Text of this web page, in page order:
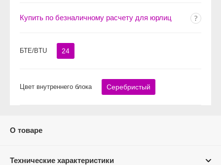
Купить по безналичному расчету для юрлиц
БТЕ/BTU 24
Цвет внутреннего блока Серебристый
О товаре
Технические характеристики